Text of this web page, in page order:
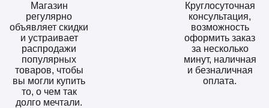
Магазин
регулярно
объявляет скидки
и устраивает
распродажи
популярных
товаров, чтобы
вы могли купить
то, о чем так
долго мечтали.
Круглосуточная
консультация,
возможность
оформить заказ
за несколько
минут, наличная
и безналичная
оплата.